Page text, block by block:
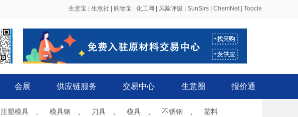
生意宝 生意社 购物宝 化工网 风险评级 SunSirs ChemNet| Toocle
会展 供应链服务 交易中心 生意圈 报价通
注塑模具 模具钢 刀具 模具 不锈钢 塑料